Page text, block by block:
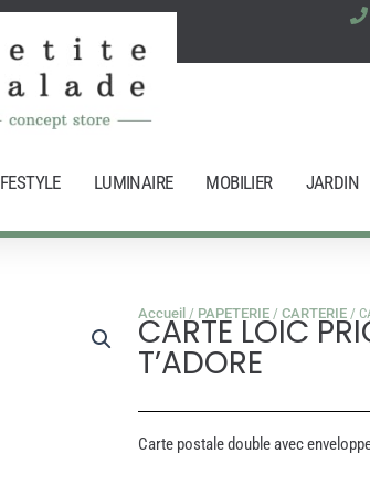
LUMINAIRE MOBILIER JARDIN
Accueil / PAPETERIE / CARTERIE /
CARTE LOIC
T’ADORE
Carte postale double avec